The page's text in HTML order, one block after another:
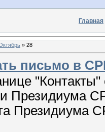
Главная
» 28
письмо в
Президиума
Президиума